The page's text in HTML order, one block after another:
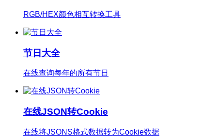
RGB/HEX颜色相互转换工具
节日大全
在线查询每年的所有节日
在线JSON转Cookie
在线将JSONS格式数据转为Cookie数据